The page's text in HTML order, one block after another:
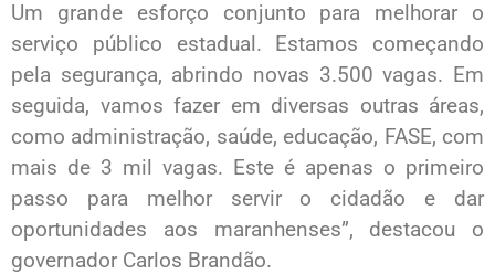
Um grande esforço conjunto para melhorar o
serviço público estadual. Estamos começando
pela segurança, abrindo novas 3.500 vagas. Em
seguida, vamos fazer em diversas outras áreas,
como administração, saúde, educação, FASE, com
mais de 3 mil vagas. Este é apenas o primeiro
passo para melhor servir o cidadão e dar
oportunidades aos maranhenses”, destacou o
governador Carlos Brandão.